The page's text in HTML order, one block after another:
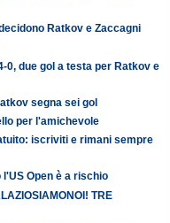
Ratkov e Zaccagni
0, due gol a testa per Ratkov e
segna sei gol
per l'amichevole
iscriviti e rimani sempre
Open è a rischio
TRE